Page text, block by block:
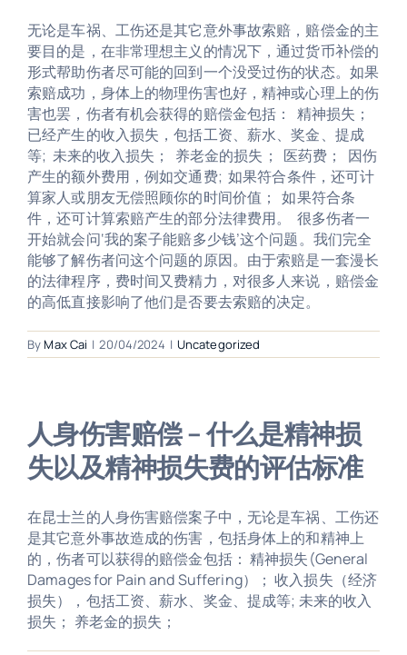
无论是车祸、工伤还是其它意外事故索赔，赔偿金的主
要目的是，在非常理想主义的情况下，通过货币补偿的
形式帮助伤者尽可能的回到一个没受过伤的状态。如果
索赔成功，身体上的物理伤害也好，精神或心理上的伤
害也罢，伤者有机会获得的赔偿金包括： 精神损失；
已经产生的收入损失，包括工资、薪水、奖金、提成
等; 未来的收入损失； 养老金的损失； 医药费； 因伤
产生的额外费用，例如交通费; 如果符合条件，还可计
算家人或朋友无偿照顾你的时间价值； 如果符合条
件，还可计算索赔产生的部分法律费用。 很多伤者一
开始就会问‘我的案子能赔多少钱’这个问题。我们完全
能够了解伤者问这个问题的原因。由于索赔是一套漫长
的法律程序，费时间又费精力，对很多人来说，赔偿金
的高低直接影响了他们是否要去索赔的决定。
ByMax Cai | 20/04/2024 | Uncategorized
人身伤害赔偿 – 什么是精神损
失以及精神损失费的评估标准
在昆士兰的人身伤害赔偿案子中，无论是车祸、工伤还
是其它意外事故造成的伤害，包括身体上的和精神上
的，伤者可以获得的赔偿金包括： 精神损失(General
Damages for Pain and Suffering）； 收入损失（经济
损失），包括工资、薪水、奖金、提成等; 未来的收入
损失； 养老金的损失；